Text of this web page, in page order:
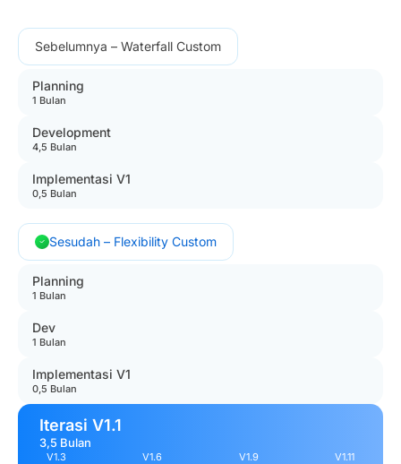
Sebelumnya – Waterfall Custom
Planning
1 Bulan
Development
4,5 Bulan
Implementasi V1
0,5 Bulan
Sesudah – Flexibility Custom
Planning
1 Bulan
Dev
1 Bulan
Implementasi V1
0,5 Bulan
Iterasi V1.1
3,5 Bulan
V1.3 V1.6 V1.9 V1.11